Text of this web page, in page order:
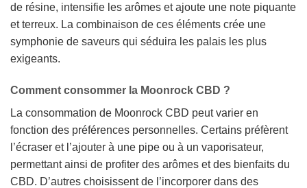
de résine, intensifie les arômes et ajoute une note piquante
et terreux. La combinaison de ces éléments crée une
symphonie de saveurs qui séduira les palais les plus
exigeants.
Comment consommer la Moonrock CBD ?
La consommation de Moonrock CBD peut varier en
fonction des préférences personnelles. Certains préfèrent
l’écraser et l’ajouter à une pipe ou à un vaporisateur,
permettant ainsi de profiter des arômes et des bienfaits du
CBD. D’autres choisissent de l’incorporer dans des